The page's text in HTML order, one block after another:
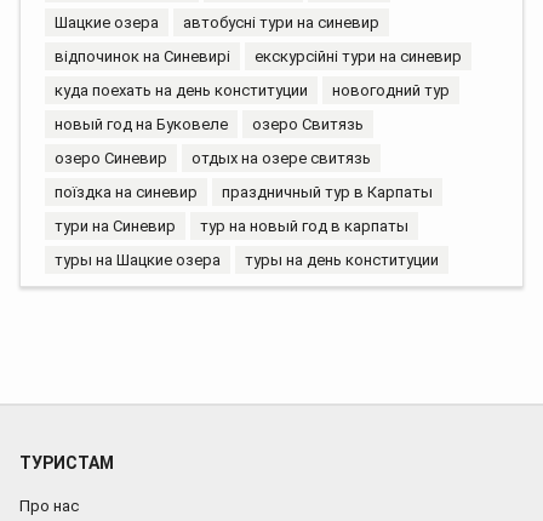
Шацкие озера
автобусні тури на синевир
відпочинок на Синевирі
екскурсійні тури на синевир
куда поехать на день конституции
новогодний тур
новый год на Буковеле
озеро Свитязь
озеро Синевир
отдых на озере свитязь
поїздка на синевир
праздничный тур в Карпаты
тури на Синевир
тур на новый год в карпаты
туры на Шацкие озера
туры на день конституции
ТУРИСТАМ
Про нас